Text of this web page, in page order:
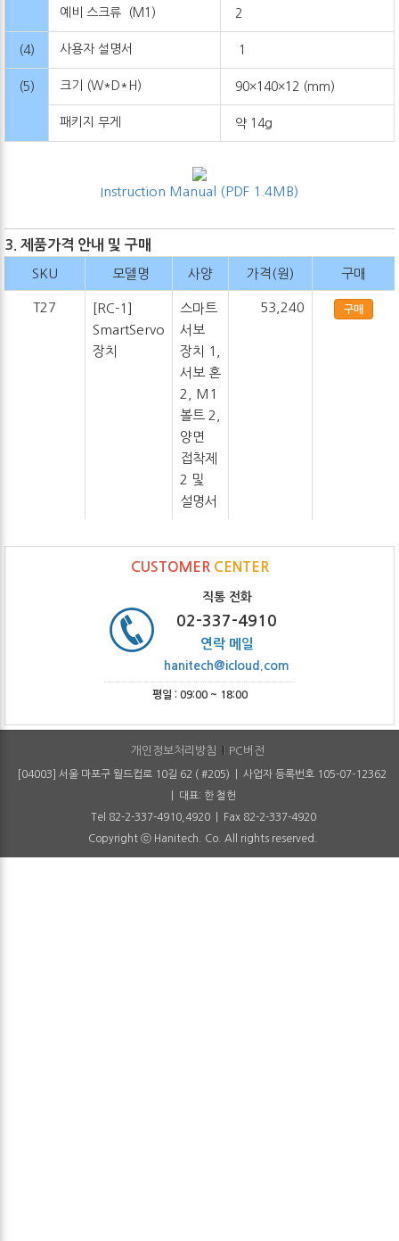
예비 스크류 (M1) 2
(4) 사용자 설명서 1
(5) 크기 (W*D*H) 90×140×12 (mm)
패키지 무게 약 14g
Instruction Manual (PDF 1.4MB)
3. 제품가격 안내 및 구매
SKU 모델명 사양 가격(원) 구매
T27
[RC-1]
SmartServo
장치
스마트
서보
장치 1,
서보 혼
2, M1
볼트 2,
양면
접착제
2 및
설명서
53,240 구매
CUSTOMER CENTER
직통 전화
02-337-4910
연락 메일
hanitech@icloud.com
평일 : 09:00 ~ 18:00
개인정보처리방침 PC버전
[04003] 서울 마포구 월드컵로 10길 62 ( #205) | 사업자 등록번호 105-07-12362
| 대표: 한 철헌
Tel 82-2-337-4910,4920 | Fax 82-2-337-4920
Copyright ⓒ Hanitech. Co. All rights reserved.